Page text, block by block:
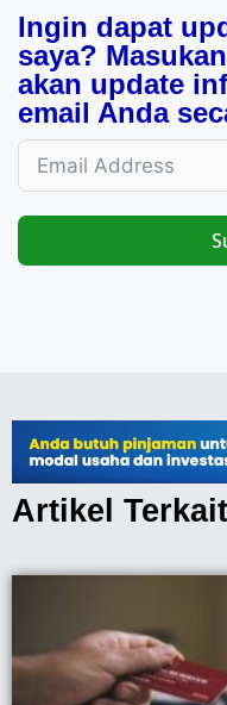
Ingin dapat
saya?
akan update
email Anda
Artikel Terkait